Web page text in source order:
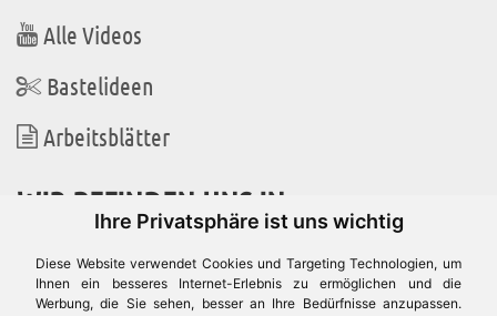
Ihre Privatsphäre ist uns wichtig
Diese Website verwendet Cookies und Targeting Technologien, um
Ihnen ein besseres Internet-Erlebnis zu ermöglichen und die
Werbung, die Sie sehen, besser an Ihre Bedürfnisse anzupassen.
Alle Videos
Bastelideen
Arbeitsblätter
WIR BEFINDEN UNS IN